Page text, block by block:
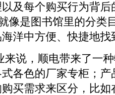
及每个购买行为背
像是图书馆里的分类
洋中方便、快捷地
来说，顺电带来了一
各色的厂家专柜；
买需求来区分，比